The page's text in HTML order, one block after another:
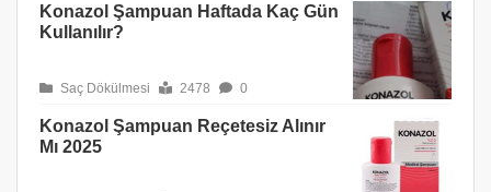
Konazol Şampuan Haftada Kaç Gün
Kullanılır?
Saç Dökülmesi 2478 0
Konazol Şampuan Reçetesiz Alınır
Mı 2025